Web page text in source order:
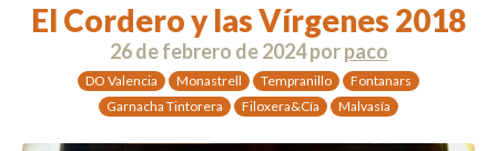
El Cordero y las Vírgenes 2018
26 de febrero de 2024porpaco
DO Valencia Monastrell Tempranillo
Fontanars
Garnacha Tintorera
Filoxera&Cía Malvasía